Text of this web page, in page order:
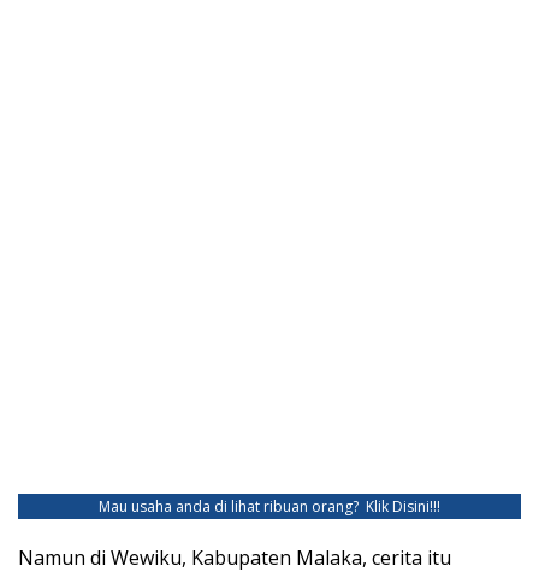
Mau usaha anda di lihat ribuan orang? Klik Disini!!!
Namun di Wewiku, Kabupaten Malaka, cerita itu